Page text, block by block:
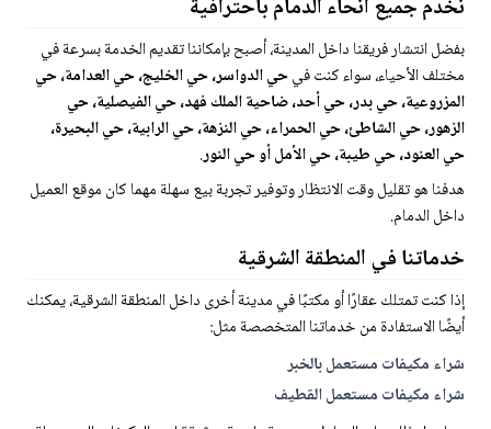
نخدم جميع أنحاء الدمام باحترافية
بفضل انتشار فريقنا داخل المدينة، أصبح بإمكاننا تقديم الخدمة بسرعة في
مختلف الأحياء، سواء كنت فيحي الدواسر، حي الخليج، حي العدامة، حي
المزروعية، حي بدر، حي أحد، ضاحية الملك فهد، حي الفيصلية، حي
الزهور، حي الشاطئ، حي الحمراء، حي النزهة، حي الرابية، حي البحيرة،
حي العنود، حي طيبة، حي الأمل أو حي النور.
هدفنا هو تقليل وقت الانتظار وتوفير تجربة بيع سهلة مهما كان موقع العميل
داخل الدمام.
خدماتنا في المنطقة الشرقية
إذا كنت تمتلك عقارًا أو مكتبًا في مدينة أخرى داخل المنطقة الشرقية، يمكنك
أيضًا الاستفادة من خدماتنا المتخصصة مثل:
شراء مكيفات مستعمل بالخبر
شراء مكيفات مستعمل القطيف